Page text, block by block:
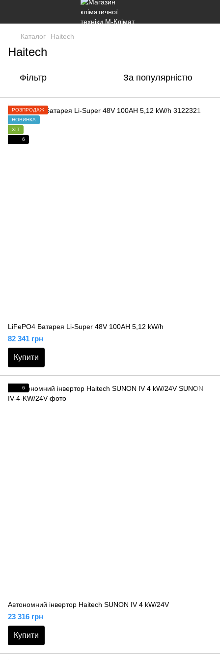
Каталог Haitech
Haitech
Фільтр За популярністю
РОЗПРОДАЖ
НОВИНКА
ХІТ
6
LiFePO4 Батарея Li-Super 48V 100AH 5,12 kW/h
82 341 грн
Купити
6
Автономний інвертор Haitech SUNON IV 4 kW/24V
23 316 грн
Купити